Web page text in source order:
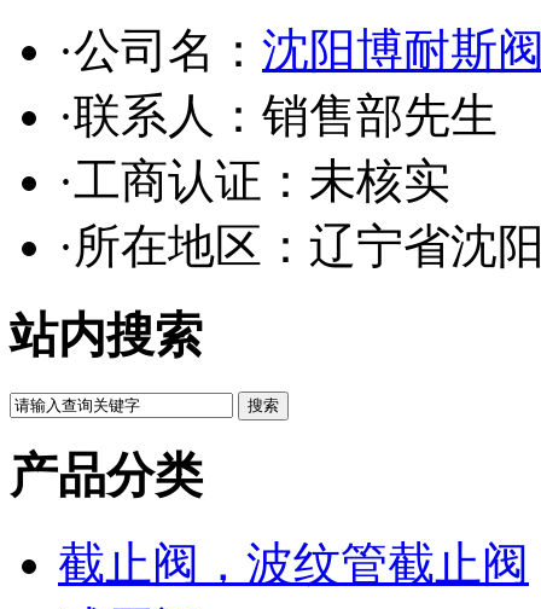
·公司名： 沈阳博耐斯
·联系人：销售部先生
·工商认证： 未核实
·所在地区：辽宁省沈
站内搜索
产品分类
截止阀，波纹管截止阀